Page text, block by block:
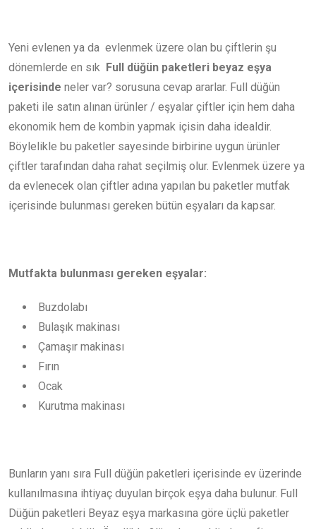
Yeni evlenen ya da evlenmek üzere olan bu çiftlerin şu
dönemlerde en sık Full düğün paketleri beyaz eşya
içerisinde neler var? sorusuna cevap ararlar. Full düğün
paketi ile satın alınan ürünler / eşyalar çiftler için hem daha
ekonomik hem de kombin yapmak içisin daha idealdir.
Böylelikle bu paketler sayesinde birbirine uygun ürünler
çiftler tarafından daha rahat seçilmiş olur. Evlenmek üzere ya
da evlenecek olan çiftler adına yapılan bu paketler mutfak
içerisinde bulunması gereken bütün eşyaları da kapsar.
Mutfakta bulunması gereken eşyalar:
Buzdolabı
Bulaşık makinası
Çamaşır makinası
Fırın
Ocak
Kurutma makinası
Bunların yanı sıra Full düğün paketleri içerisinde ev üzerinde
kullanılmasına ihtiyaç duyulan birçok eşya daha bulunur. Full
Düğün paketleri Beyaz eşya markasına göre üçlü paketler